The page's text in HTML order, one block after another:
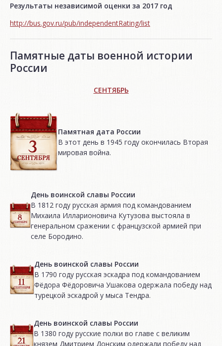
Результаты независимой оценки за 2017 год
http://bus.gov.ru/pub/independentRating/list
Памятные даты военной истории
России
СЕНТЯБРЬ
Памятная дата России
В этот день в 1945 году окончилась Вторая
мировая война.
День воинской славы России
В 1812 году русская армия под командованием
Михаила Илларионовича Кутузова выстояла в
генеральном сражении с французской армией при
селе Бородино.
День воинской славы России
В 1790 году русская эскадра под командованием
Фёдора Фёдоровича Ушакова одержала победу над
турецкой эскадрой у мыса Тендра.
День воинской славы России
В 1380 году русские полки во главе с великим
князем Дмитрием Донским одержали победу над